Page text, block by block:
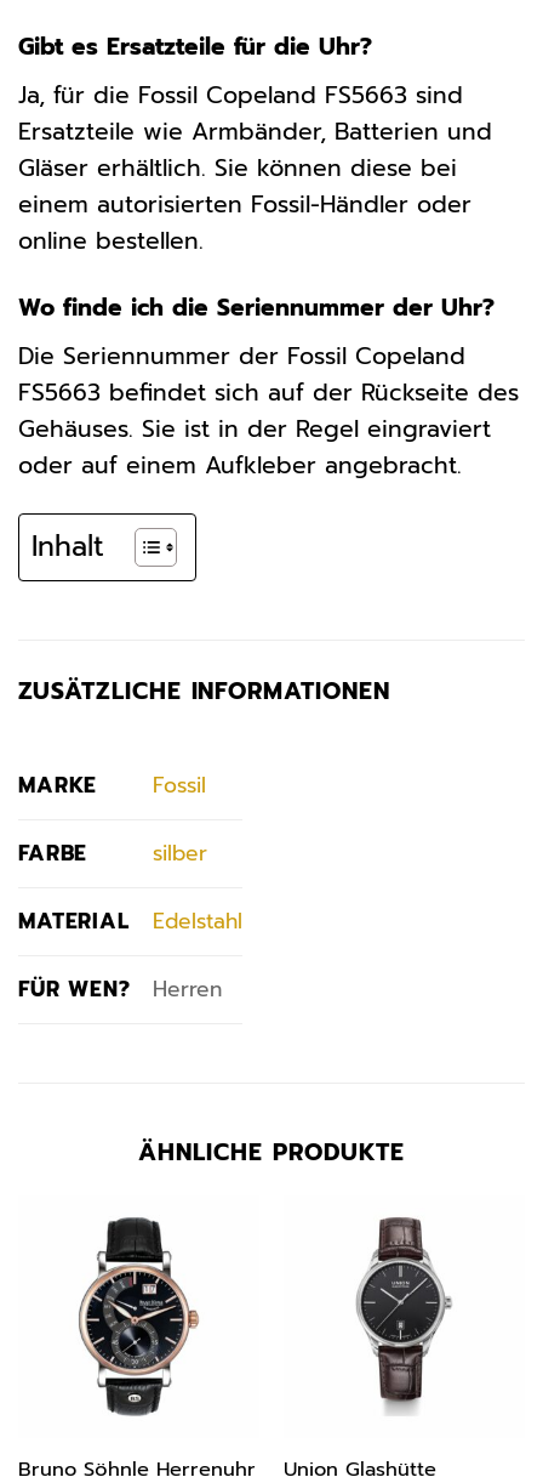
Gibt es Ersatzteile für die Uhr?
Ja, für die Fossil Copeland FS5663 sind
Ersatzteile wie Armbänder, Batterien und
Gläser erhältlich. Sie können diese bei
einem autorisierten Fossil-Händler oder
online bestellen.
Wo finde ich die Seriennummer der Uhr?
Die Seriennummer der Fossil Copeland
FS5663 befindet sich auf der Rückseite des
Gehäuses. Sie ist in der Regel eingraviert
oder auf einem Aufkleber angebracht.
Inhalt
ZUSÄTZLICHE INFORMATIONEN
MARKE Fossil
FARBE silber
MATERIAL Edelstahl
FÜR WEN? Herren
ÄHNLICHE PRODUKTE
Bruno Söhnle Herrenuhr Union Glashütte